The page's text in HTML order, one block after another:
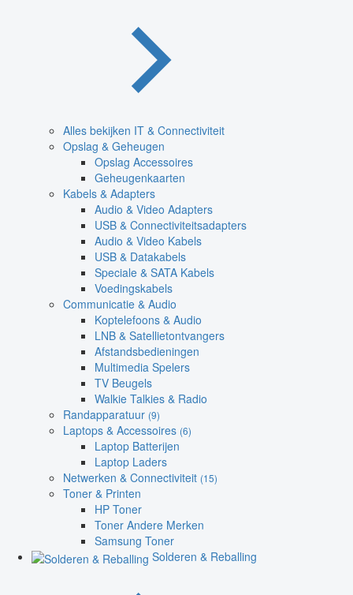
Alles bekijken IT & Connectiviteit
Opslag & Geheugen
Opslag Accessoires
Geheugenkaarten
Kabels & Adapters
Audio & Video Adapters
USB & Connectiviteitsadapters
Audio & Video Kabels
USB & Datakabels
Speciale & SATA Kabels
Voedingskabels
Communicatie & Audio
Koptelefoons & Audio
LNB & Satellietontvangers
Afstandsbedieningen
Multimedia Spelers
TV Beugels
Walkie Talkies & Radio
Randapparatuur (9)
Laptops & Accessoires (6)
Laptop Batterijen
Laptop Laders
Netwerken & Connectiviteit (15)
Toner & Printen
HP Toner
Toner Andere Merken
Samsung Toner
Solderen & Reballing